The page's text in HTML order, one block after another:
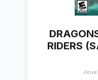
RIDERS
Jeux/